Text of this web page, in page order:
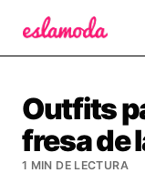
Outfits
fresa de
1 MIN DE LECTURA